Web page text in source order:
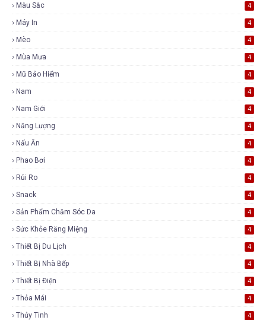
Màu Sắc 4
Máy In 4
Mèo 4
Mùa Mưa 4
Mũ Bảo Hiểm 4
Nam 4
Nam Giới 4
Năng Lượng 4
Nấu Ăn 4
Phao Bơi 4
Rủi Ro 4
Snack 4
Sản Phẩm Chăm Sóc Da 4
Sức Khỏe Răng Miệng 4
Thiết Bị Du Lịch 4
Thiết Bị Nhà Bếp 4
Thiết Bị Điện 4
Thỏa Mái 4
Thủy Tinh 4